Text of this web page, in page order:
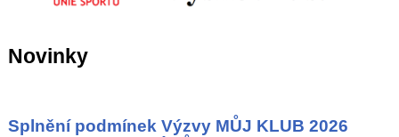
Novinky
Splnění podmínek Výzvy MŮJ KLUB 2026